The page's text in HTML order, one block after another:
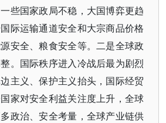
些国家政局不稳，大国博弈更趋
际运输通道安全和大宗商品价格
安全、粮食安全等。二是全球政
。国际秩序进入冷战后最为剧烈
主义、保护主义抬头，国际经贸
家对安全利益关注度上升，全球
政治、安全考量，全球产业链供